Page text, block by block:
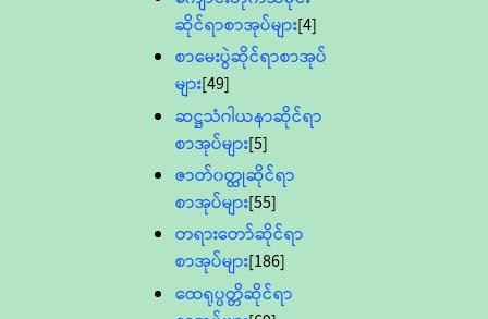
ဆိုင်ရာစာအုပ်များ[4]
စာမေးပွဲဆိုင်ရာစာအုပ်
များ[49]
ဆဋ္ဌသံဂါယနာဆိုင်ရာ
စာအုပ်များ[5]
ဇာတ်၀တ္ထုဆိုင်ရာ
စာအုပ်များ[55]
တရားတော်ဆိုင်ရာ
စာအုပ်များ[186]
ထေရုပ္ပတ္တိဆိုင်ရာ